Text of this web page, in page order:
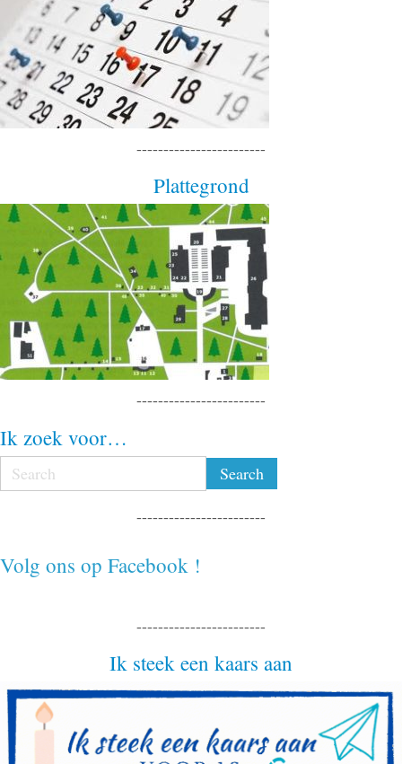
------------------------
Plattegrond
------------------------
Ik zoek voor…
------------------------
Volg ons op Facebook !
------------------------
Ik steek een kaars aan